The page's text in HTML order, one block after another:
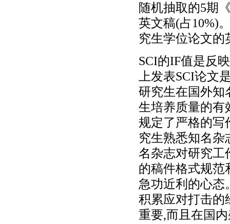
随机抽取的5期
英文稿(占10%)
究生学位论文的
SCI的IF值是反
上发表SCI论文
研究生在国外知
生培养质量的有
规定了严格的写
究生熟悉知名杂
名杂志对研究工
的稿件格式规范
急功近利的心态
积累应对打击的
重要,而且在国